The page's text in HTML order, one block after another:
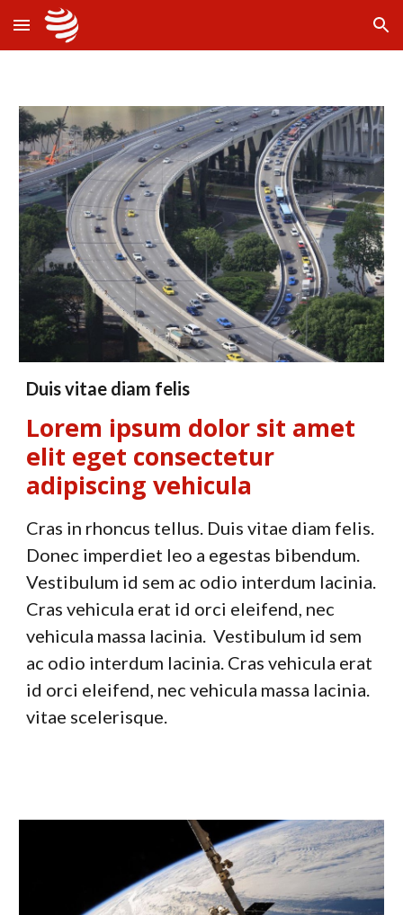
Skip to main content Skip to navigation
Duis vitae diam felis
Lorem ipsum dolor sit amet
elit eget consectetur
adipiscing vehicula
Cras in rhoncus tellus. Duis vitae diam felis.
Donec imperdiet leo a egestas bibendum.
Vestibulum id sem ac odio interdum lacinia.
Cras vehicula erat id orci eleifend, nec
vehicula massa lacinia. Vestibulum id sem
ac odio interdum lacinia. Cras vehicula erat
id orci eleifend, nec vehicula massa lacinia.
vitae scelerisque.